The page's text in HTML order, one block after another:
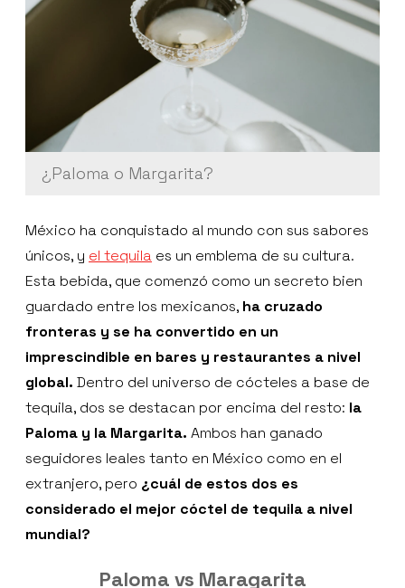
¿Paloma o Margarita?
México ha conquistado al mundo con sus sabores
únicos, y el tequila es un emblema de su cultura.
Esta bebida, que comenzó como un secreto bien
guardado entre los mexicanos, ha cruzado
fronteras y se ha convertido en un
imprescindible en bares y restaurantes a nivel
global. Dentro del universo de cócteles a base de
tequila, dos se destacan por encima del resto: la
Paloma y la Margarita. Ambos han ganado
seguidores leales tanto en México como en el
extranjero, pero ¿cuál de estos dos es
considerado el mejor cóctel de tequila a nivel
mundial?
Paloma vs Maragarita